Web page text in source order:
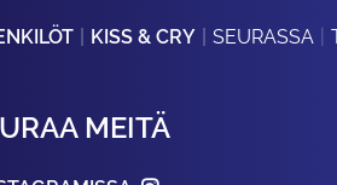
KISS & CRY SEURASSA
MEITÄ